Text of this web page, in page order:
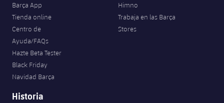
Barça App
Tienda online
Centro de
Ayuda/FAQs
Hazte Beta Tester
Black Friday
Navidad Barça
Himno
Trabaja en las Barça
Stores
Historia